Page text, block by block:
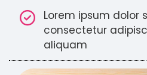
Lorem ipsum dolor
consectetur
aliquam